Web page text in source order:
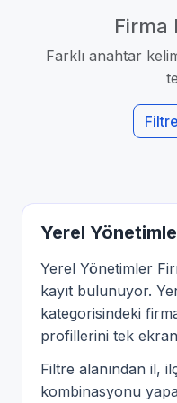
Firma
Farklı anahtar
Yerel
Yerel Yönetimler
kayıt bulunuyor.
kategorisindeki
profillerini tek
Filtre alanından il,
kombinasyonu